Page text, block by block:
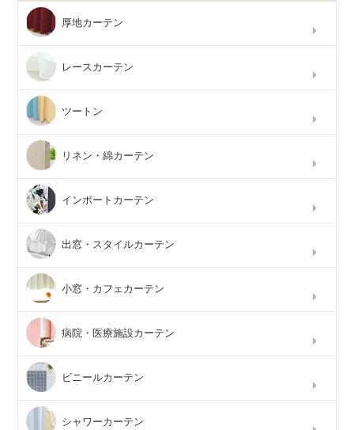
厚地カーテン
レースカーテン
ツートン
リネン・綿カーテン
インポートカーテン
出窓・スタイルカーテン
小窓・カフェカーテン
病院・医療施設カーテン
ビニールカーテン
シャワーカーテン